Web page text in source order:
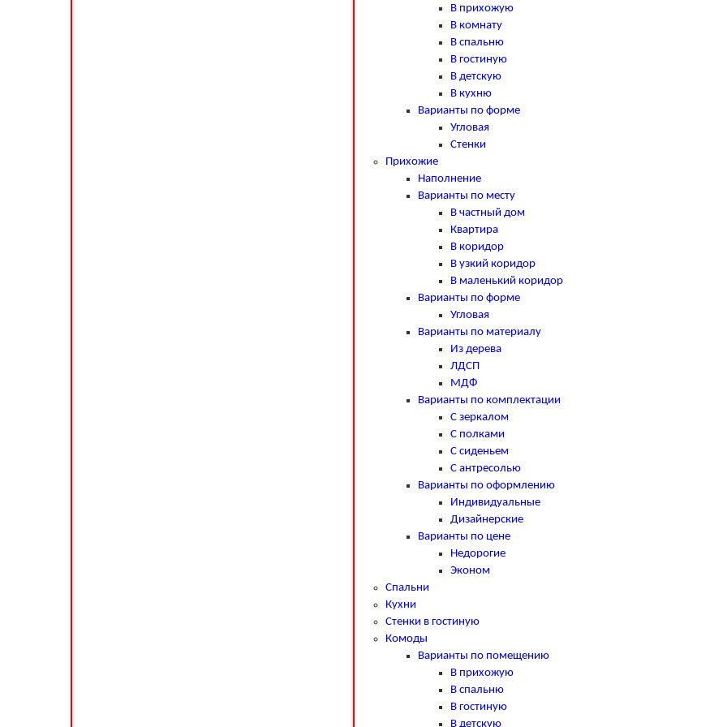
В прихожую
В комнату
В спальню
В гостиную
В детскую
В кухню
Варианты по форме
Угловая
Стенки
Прихожие
Наполнение
Варианты по месту
В частный дом
Квартира
В коридор
В узкий коридор
В маленький коридор
Варианты по форме
Угловая
Варианты по материалу
Из дерева
ЛДСП
МДФ
Варианты по комплектации
С зеркалом
С полками
С сиденьем
С антресолью
Варианты по оформлению
Индивидуальные
Дизайнерские
Варианты по цене
Недорогие
Эконом
Спальни
Кухни
Стенки в гостиную
Комоды
Варианты по помещению
В прихожую
В спальню
В гостиную
В детскую